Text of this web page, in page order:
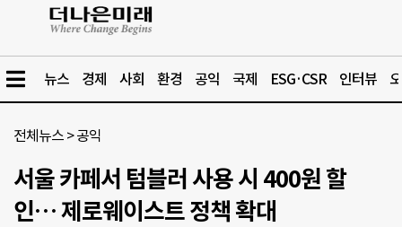
뉴스 경제 사회 환경 공익 국제 ESG·CSR 인터뷰
전체뉴스 >공익
서울 카페서 텀블러 사용 시 400원 할
인… 제로웨이스트 정책 확대